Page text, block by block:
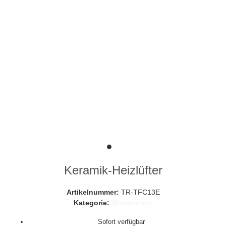
Keramik-Heizlüfter
Artikelnummer: TR-TFC13E
Kategorie:
Sofort verfügbar